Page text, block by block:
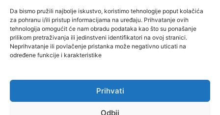
Da bismo pružili najbolje iskustvo, koristimo tehnologije poput kolačića
za pohranu i/ili pristup informacijama na uređaju. Prihvatanje ovih
tehnologija omogućit će nam obradu podataka kao što su ponašanje
prilikom pretraživanja ili jedinstveni identifikatori na ovoj stranici.
Neprihvatanje ili povlačenje pristanka može negativno uticati na
određene funkcije i karakteristike
Prihvati
Odbij
SNSD UČVRSTIO VLAST U ISTOČNOM
SARAJEVU: Opoziciji dvije opštine, slijedi
raspodjela funkcija
Politika privatnosti